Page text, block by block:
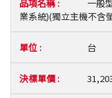
一般
業系統)(獨立主機不含
台